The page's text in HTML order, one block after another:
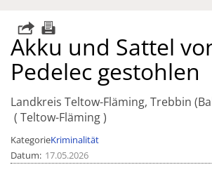
Akku und Sattel
Pedelec gestohlen
Landkreis Teltow-Fläming, Trebbin
Teltow-Fläming
KategorieKriminalität
Datum 17.05.2026